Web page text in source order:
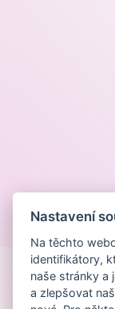
Nastavení
Na těchto
identifikátory,
naše stránky a
a zlepšovat